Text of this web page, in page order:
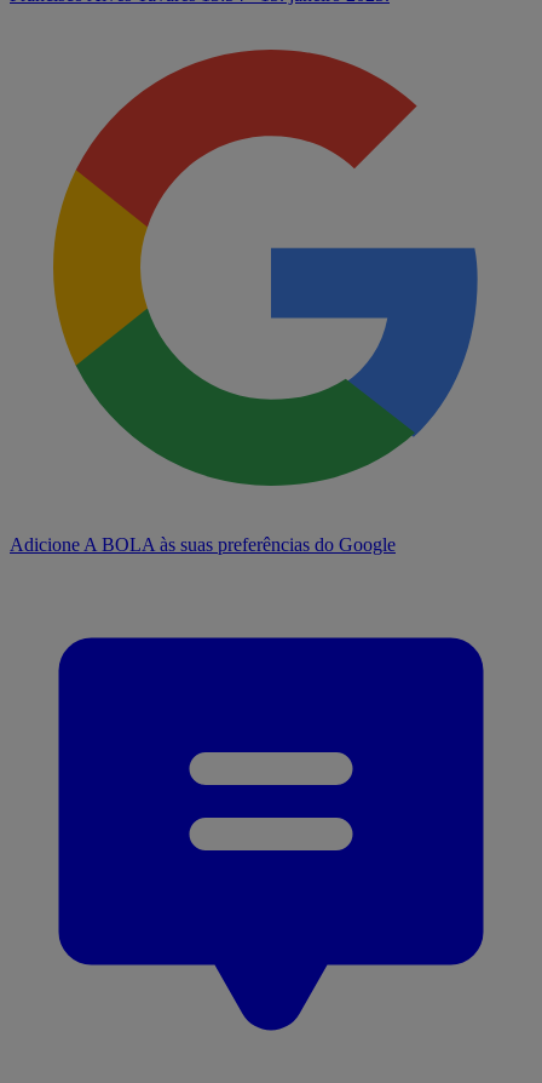
Adicione A BOLA às suas preferências do Google